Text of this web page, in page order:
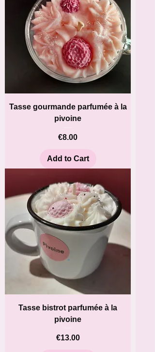
Tasse gourmande parfumée à la
pivoine
Price
€8.00
Add to Cart
Tasse bistrot parfumée à la
pivoine
Price
€13.00